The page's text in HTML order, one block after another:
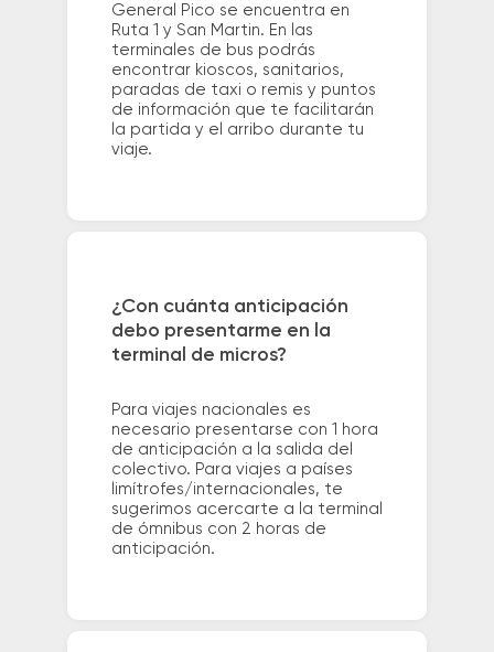
General Pico se encuentra en
Ruta 1 y San Martin. En las
terminales de bus podrás
encontrar kioscos, sanitarios,
paradas de taxi o remis y puntos
de información que te facilitarán
la partida y el arribo durante tu
viaje.
¿Con cuánta anticipación
debo presentarme en la
terminal de micros?
Para viajes nacionales es
necesario presentarse con 1 hora
de anticipación a la salida del
colectivo. Para viajes a países
limítrofes/internacionales, te
sugerimos acercarte a la terminal
de ómnibus con 2 horas de
anticipación.